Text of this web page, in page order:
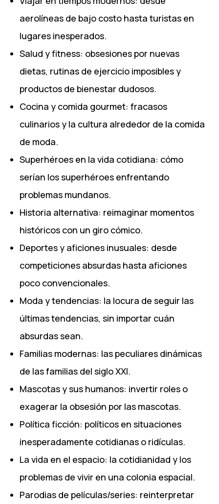
aerolíneas de bajo costo hasta turistas en
lugares inesperados.
Salud y fitness: obsesiones por nuevas
dietas, rutinas de ejercicio imposibles y
productos de bienestar dudosos.
Cocina y comida gourmet: fracasos
culinarios y la cultura alrededor de la comida
de moda.
Superhéroes en la vida cotidiana: cómo
serían los superhéroes enfrentando
problemas mundanos.
Historia alternativa: reimaginar momentos
históricos con un giro cómico.
Deportes y aficiones inusuales: desde
competiciones absurdas hasta aficiones
poco convencionales.
Moda y tendencias: la locura de seguir las
últimas tendencias, sin importar cuán
absurdas sean.
Familias modernas: las peculiares dinámicas
de las familias del siglo XXI.
Mascotas y sus humanos: invertir roles o
exagerar la obsesión por las mascotas.
Política ficción: políticos en situaciones
inesperadamente cotidianas o ridículas.
La vida en el espacio: la cotidianidad y los
problemas de vivir en una colonia espacial.
Parodias de películas/series: reinterpretar